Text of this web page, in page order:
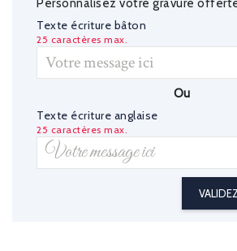
Personnalisez votre gravure
Texte écriture bâton
25 caractères max.
Ou
Texte écriture anglaise
25 caractères max.